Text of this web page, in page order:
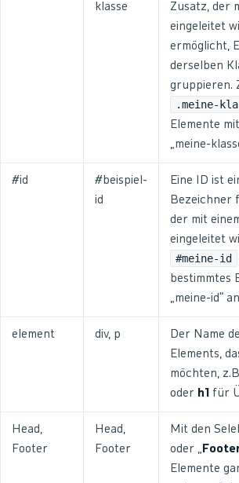
klasse
Zusatz, der
eingeleitet
ermöglicht,
derselben
gruppieren.
.meine-
Elemente
„meine-
#id
#beispiel-
id
Eine ID ist
Bezeichner
der mit
eingeleitet
#meine-id
bestimmtes
„meine-id“
element div, p
Der Name
Elements,
möchten,
oder h1 für
Head,
Footer
Head,
Footer
Mit den
oder „
Elemente